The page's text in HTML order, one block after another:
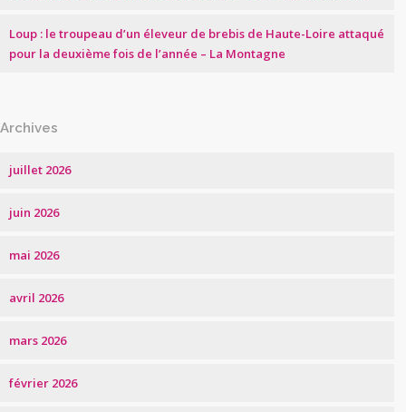
Loup : le troupeau d’un éleveur de brebis de Haute-Loire attaqué
pour la deuxième fois de l’année – La Montagne
Archives
juillet 2026
juin 2026
mai 2026
avril 2026
mars 2026
février 2026